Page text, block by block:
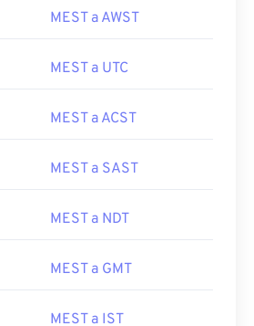
MEST a AWST
MEST a UTC
MEST a ACST
MEST a SAST
MEST a NDT
MEST a GMT
MEST a IST